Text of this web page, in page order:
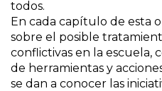
todos.
En cada capítulo de esta
sobre el posible
conflictivas en la escuela,
de herramientas y
se dan a conocer las